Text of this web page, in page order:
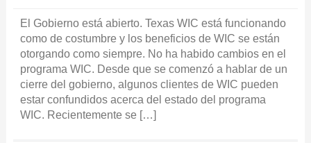
El Gobierno está abierto. Texas WIC está funcionando
como de costumbre y los beneficios de WIC se están
otorgando como siempre. No ha habido cambios en el
programa WIC. Desde que se comenzó a hablar de un
cierre del gobierno, algunos clientes de WIC pueden
estar confundidos acerca del estado del programa
WIC. Recientemente se […]